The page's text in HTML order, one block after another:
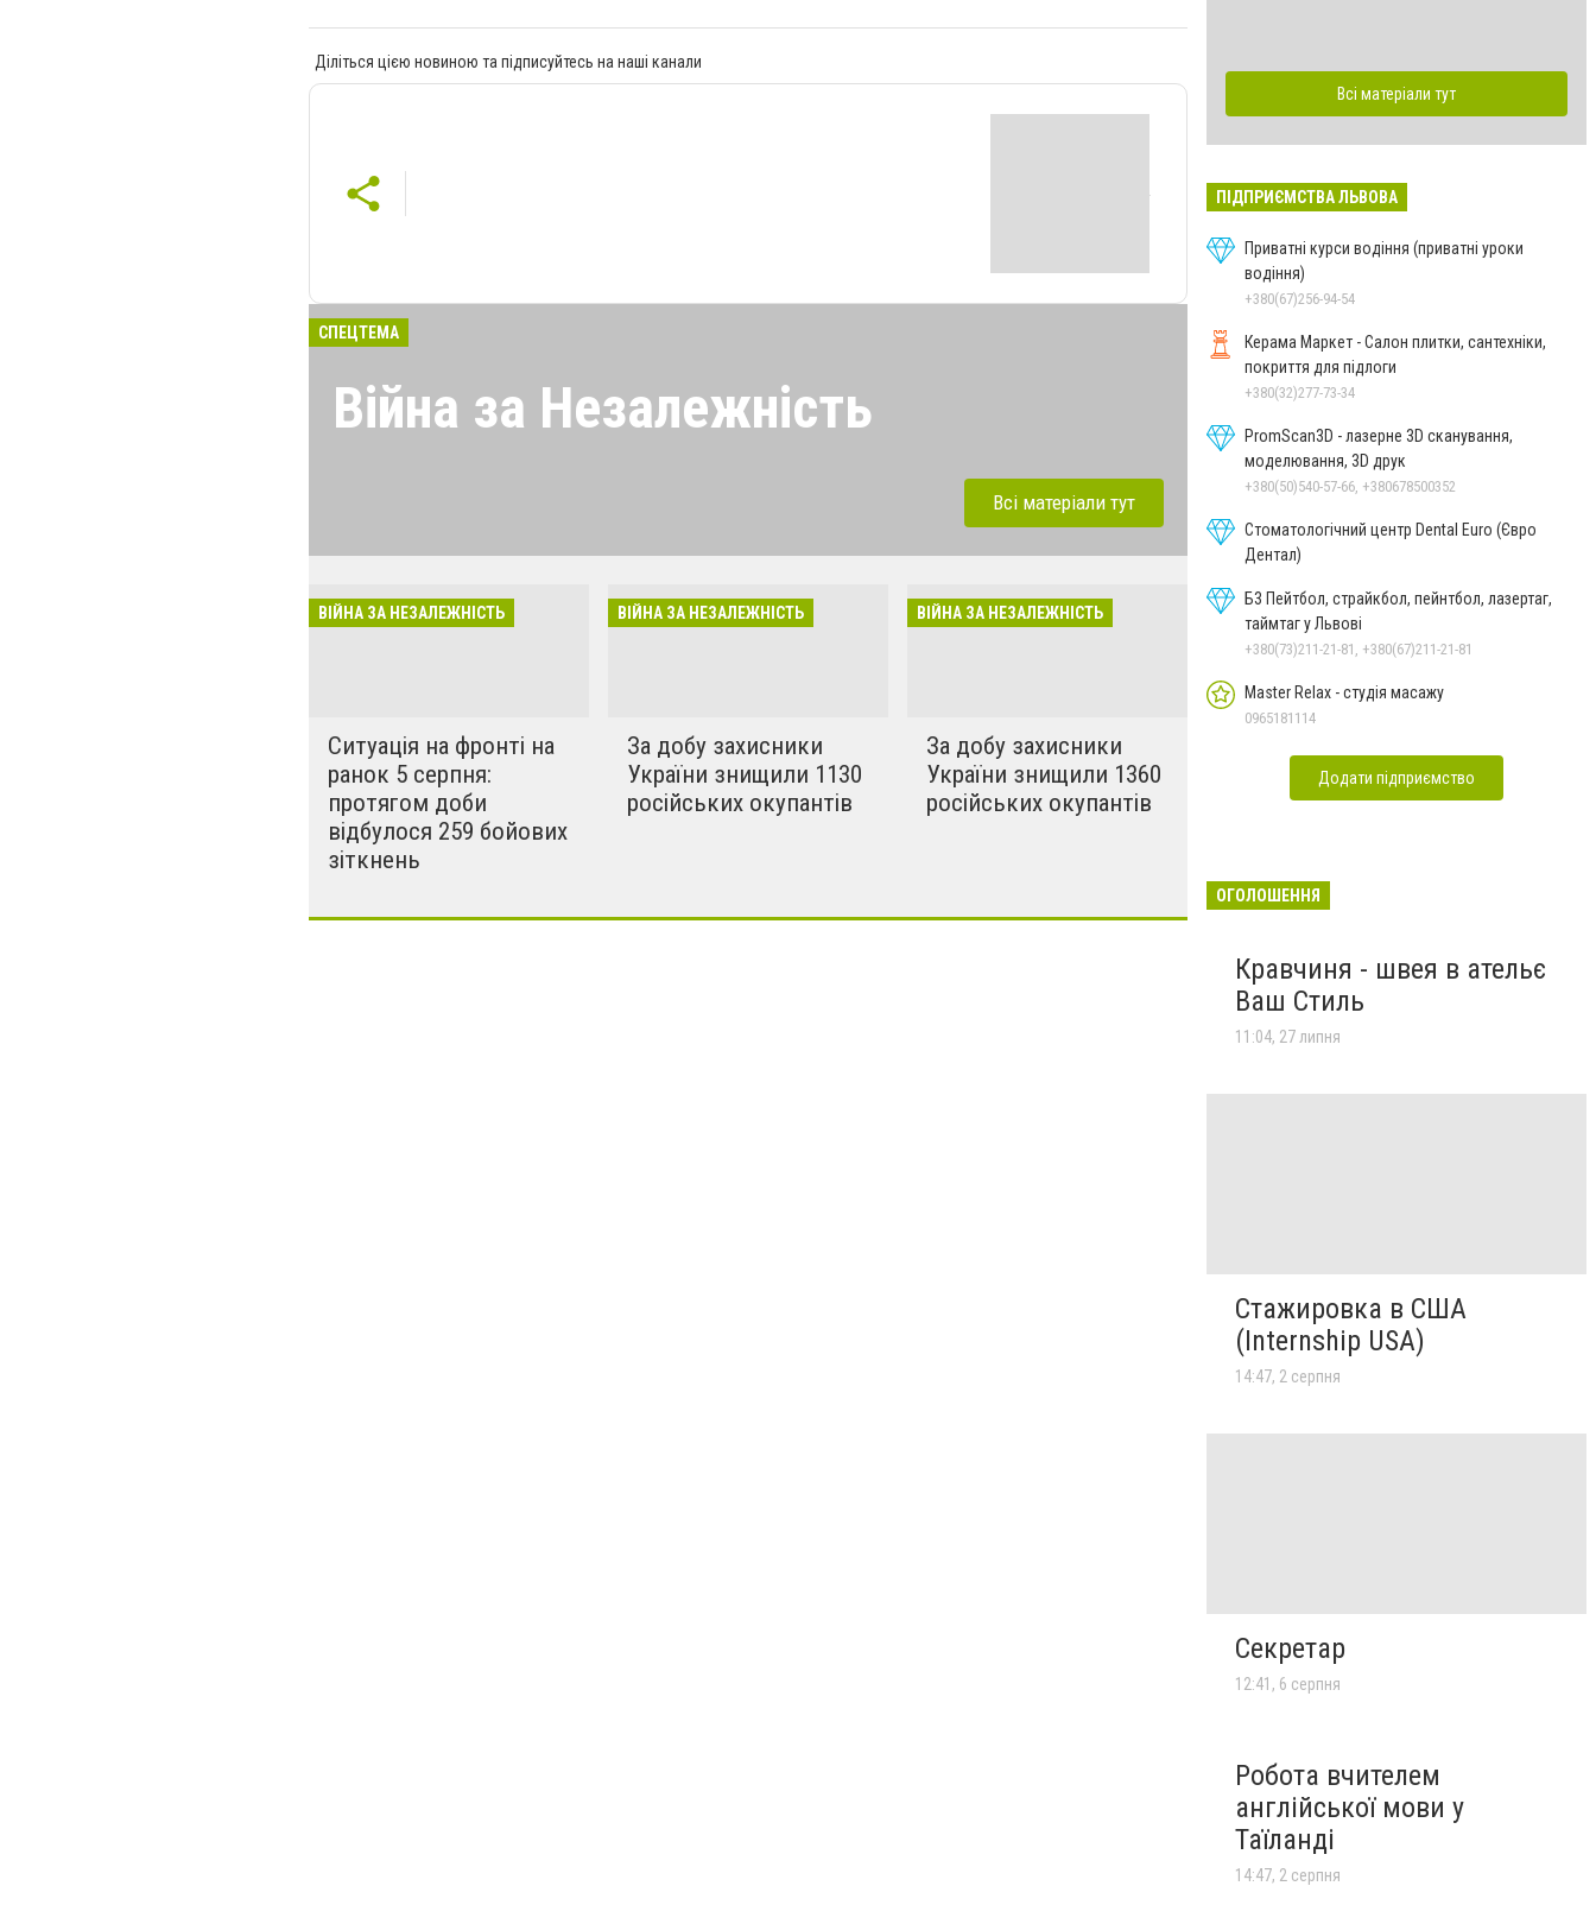
Діліться цією новиною та підписуйтесь на наші канали
СПЕЦТЕМА
Війна за Незалежність
Всі матеріали тут
ВІЙНА ЗА НЕЗАЛЕЖНІСТЬ
Ситуація на фронті на
ранок 5 серпня:
протягом доби
відбулося 259 бойових
зіткнень
ВІЙНА ЗА НЕЗАЛЕЖНІСТЬ
За добу захисники
України знищили 1130
російських окупантів
ВІЙНА ЗА НЕЗАЛЕЖНІСТЬ
За добу захисники
України знищили 1360
російських окупантів
Всі матеріали тут
ПІДПРИЄМСТВА ЛЬВОВА
Приватні курси водіння (приватні уроки
водіння)
+380(67)256-94-54
Керама Маркет - Салон плитки, сантехніки,
покриття для підлоги
+380(32)277-73-34
PromScan3D - лазерне 3D сканування,
моделювання, 3D друк
+380(50)540-57-66, +380678500352
Стоматологічний центр Dental Euro (Євро
Дентал)
Б3 Пейтбол, страйкбол, пейнтбол, лазертаг,
таймтаг у Львові
+380(73)211-21-81, +380(67)211-21-81
Master Relax - студія масажу
0965181114
Додати підприємство
ОГОЛОШЕННЯ
Кравчиня - швея в ательє
Ваш Стиль
11:04, 27 липня
Стажировка в США
(Internship USA)
14:47, 2 серпня
Секретар
12:41, 6 серпня
Робота вчителем
англійської мови у
Таїланді
14:47, 2 серпня